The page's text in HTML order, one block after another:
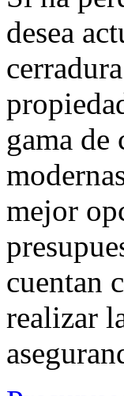
desea
gama de
mejor
cuentan
realizar